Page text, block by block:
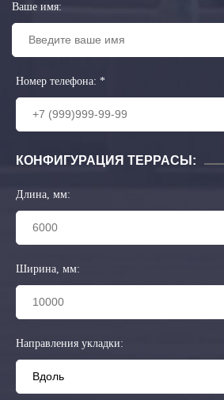
Ваше имя:
Номер телефона: *
КОНФИГУРАЦИЯ ТЕРРАСЫ:
Длина, мм:
Ширина, мм:
Направления укладки: